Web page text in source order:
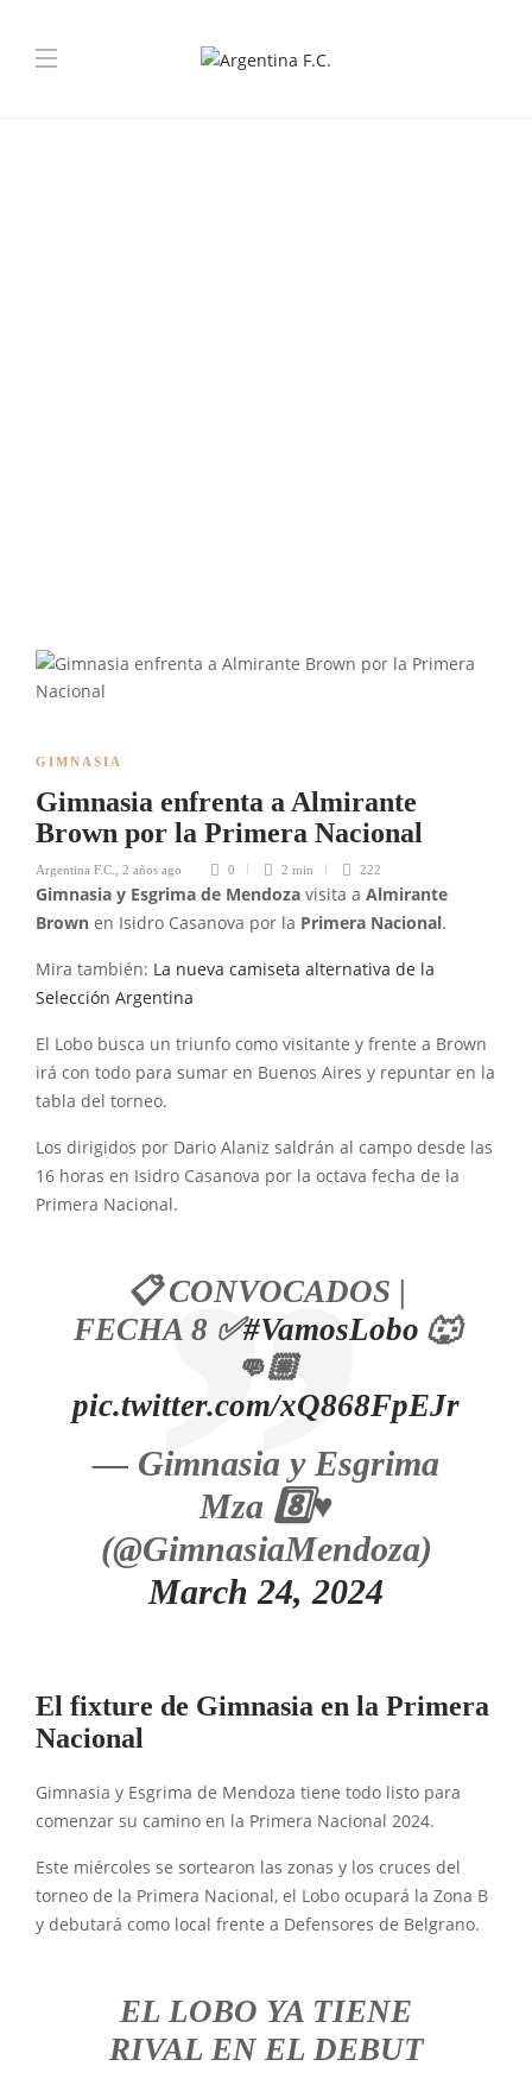
GIMNASIA
Gimnasia enfrenta a Almirante
Brown por la Primera Nacional
Argentina F.C. 2 años ago 0 2 min 222
Gimnasia y Esgrima de Mendoza visita a Almirante
Brown en Isidro Casanova por la Primera Nacional.
Mira también: La nueva camiseta alternativa de la
Selección Argentina
El Lobo busca un triunfo como visitante y frente a Brown
irá con todo para sumar en Buenos Aires y repuntar en la
tabla del torneo.
Los dirigidos por Dario Alaniz saldrán al campo desde las
16 horas en Isidro Casanova por la octava fecha de la
Primera Nacional.
📋 CONVOCADOS |
FECHA 8 ✅#VamosLobo 🐺
👊🏼
pic.twitter.com/xQ868FpEJr
— Gimnasia y Esgrima
Mza 8️⃣♥️
(@GimnasiaMendoza)
March 24, 2024
El fixture de Gimnasia en la Primera
Nacional
Gimnasia y Esgrima de Mendoza tiene todo listo para
comenzar su camino en la Primera Nacional 2024.
Este miércoles se sortearon las zonas y los cruces del
torneo de la Primera Nacional, el Lobo ocupará la Zona B
y debutará como local frente a Defensores de Belgrano.
EL LOBO YA TIENE
RIVAL EN EL DEBUT